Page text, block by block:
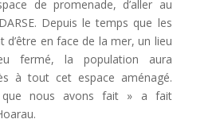
de promenade, d’aller au
Depuis le temps que les
d’être en face de la mer, un lieu
fermé, la population aura
à tout cet espace aménagé.
que nous avons fait » a fait